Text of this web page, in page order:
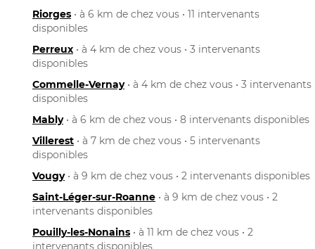
Riorges • à 6 km de chez vous • 11 intervenants
disponibles
Perreux • à 4 km de chez vous • 3 intervenants
disponibles
Commelle-Vernay• à 4 km de chez vous • 3 intervenants
disponibles
Mably• à 6 km de chez vous • 8 intervenants disponibles
Villerest • à 7 km de chez vous • 5 intervenants
disponibles
Vougy• à 9 km de chez vous • 2 intervenants disponibles
Saint-Léger-sur-Roanne • à 9 km de chez vous • 2
intervenants disponibles
Pouilly-les-Nonains • à 11 km de chez vous • 2
intervenants disponibles